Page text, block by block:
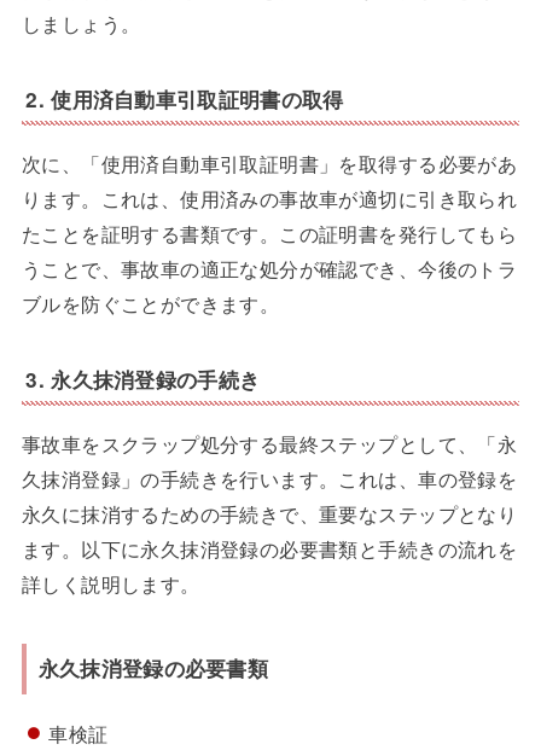
しましょう。
2. 使用済自動車引取証明書の取得
次に、「使用済自動車引取証明書」を取得する必要があ
ります。これは、使用済みの事故車が適切に引き取られ
たことを証明する書類です。この証明書を発行してもら
うことで、事故車の適正な処分が確認でき、今後のトラ
ブルを防ぐことができます。
3. 永久抹消登録の手続き
事故車をスクラップ処分する最終ステップとして、「永
久抹消登録」の手続きを行います。これは、車の登録を
永久に抹消するための手続きで、重要なステップとなり
ます。以下に永久抹消登録の必要書類と手続きの流れを
詳しく説明します。
永久抹消登録の必要書類
車検証